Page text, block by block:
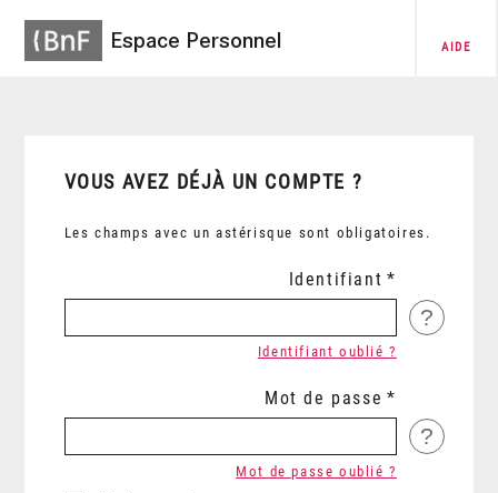
Espace Personnel AIDE
VOUS AVEZ DÉJÀ UN COMPTE ?
Les champs avec un astérisque sont obligatoires.
Identifiant
?
Identifiant oublié ?
Mot de passe
?
Mot de passe oublié ?